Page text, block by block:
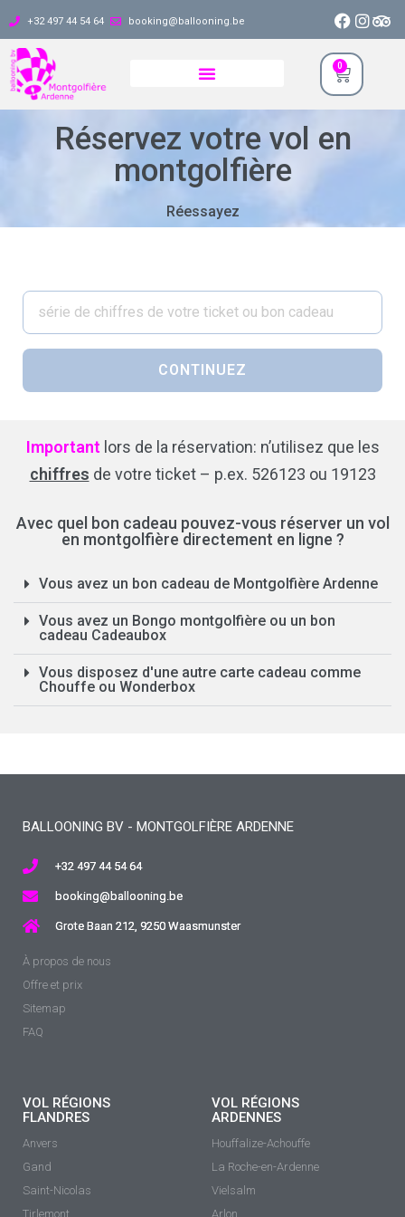
+32 497 44 54 64 booking@ballooning.be
0
Réservez votre vol en
montgolfière
Réessayez
Important lors de la réservation: n’utilisez que les
chiffres de votre ticket – p.ex. 526123 ou 19123
Avec quel bon cadeau pouvez-vous réserver un vol
en montgolfière directement en ligne ?
Vous avez un bon cadeau de Montgolfière Ardenne
Vous avez un Bongo montgolfière ou un bon
cadeau Cadeaubox
Vous disposez d'une autre carte cadeau comme
Chouffe ou Wonderbox
BALLOONING BV - MONTGOLFIÈRE ARDENNE
+32 497 44 54 64
booking@ballooning.be
Grote Baan 212, 9250 Waasmunster
À propos de nous
Offre et prix
Sitemap
FAQ
VOL RÉGIONS
FLANDRES
Anvers
Gand
Saint-Nicolas
Tirlemont
VOL RÉGIONS
ARDENNES
Houffalize-Achouffe
La Roche-en-Ardenne
Vielsalm
Arlon